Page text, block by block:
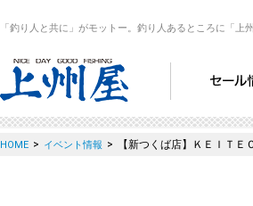
「釣り人と共に」がモットー。釣り人あるところに「上
HOME > イベント情報 > 【新つくば店】ＫＥＩＴ